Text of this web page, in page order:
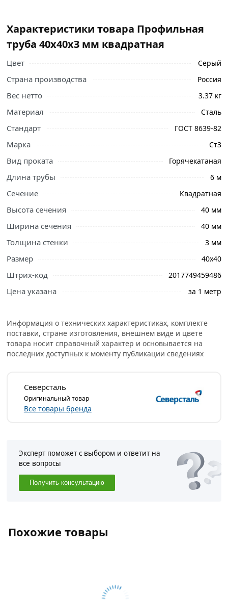
Характеристики товара Профильная
труба 40х40х3 мм квадратная
Цвет Серый
Страна производства Россия
Вес нетто 3.37 кг
Материал Сталь
Стандарт ГОСТ 8639-82
Марка Ст3
Вид проката Горячекатаная
Длина трубы 6 м
Сечение Квадратная
Высота сечения 40 мм
Ширина сечения 40 мм
Толщина стенки 3 мм
Размер 40х40
Штрих-код 2017749459486
Цена указана за 1 метр
Информация о технических характеристиках, комплекте
поставки, стране изготовления, внешнем виде и цвете
товара носит справочный характер и основывается на
последних доступных к моменту публикации сведениях
Северсталь
Оригинальный товар
Все товары бренда
Эксперт поможет с выбором и ответит на
все вопросы
Получить консультацию
Похожие товары